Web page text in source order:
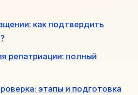
как подтвердить
репатриации: полный
этапы и подготовка